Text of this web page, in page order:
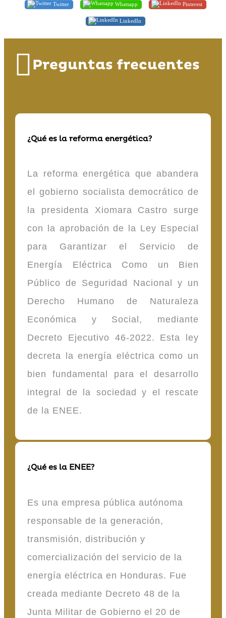
Twitter Whatsapp Pinterest
LinkedIn
Preguntas frecuentes
¿Qué es la reforma energética?
La reforma energética que abandera
el gobierno socialista democrático de
la presidenta Xiomara Castro surge
con la aprobación de la Ley Especial
para Garantizar el Servicio de
Energía Eléctrica Como un Bien
Público de Seguridad Nacional y un
Derecho Humano de Naturaleza
Económica y Social, mediante
Decreto Ejecutivo 46-2022. Esta ley
decreta la energía eléctrica como un
bien fundamental para el desarrollo
integral de la sociedad y el rescate
de la ENEE.
¿Qué es la ENEE?
Es una empresa pública autónoma
responsable de la generación,
transmisión, distribución y
comercialización del servicio de la
energía eléctrica en Honduras. Fue
creada mediante Decreto 48 de la
Junta Militar de Gobierno el 20 de